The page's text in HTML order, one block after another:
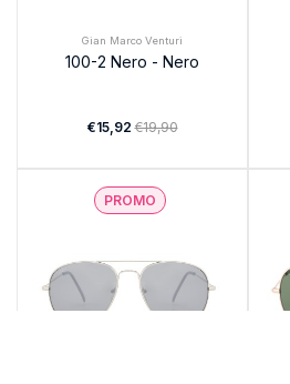
Gian Marco Venturi
100-2 Nero - Nero
€15,92€19,90
PROMO